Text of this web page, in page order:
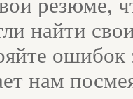
резюме,
найти
ошибок
нам